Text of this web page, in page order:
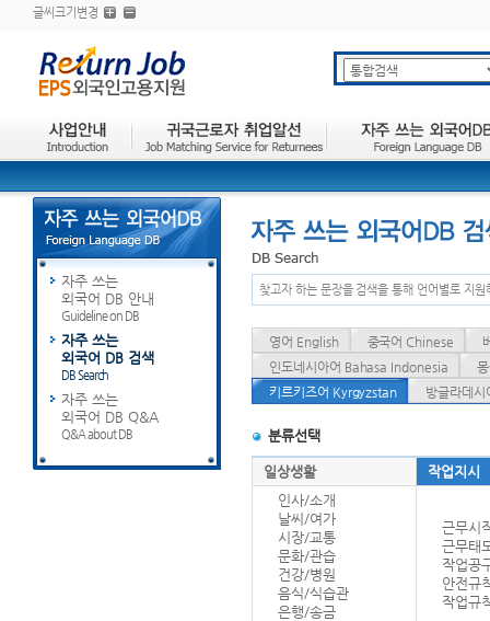
글씨크기변경
자주 쓰는
외국어 DB 안내
Guideline on DB
자주 쓰는
외국어 DB 검색
DB Search
자주 쓰는
외국어 DB Q&A
Q&A about DB
찾고자 하는 문장을 검색을 통해 언어별로 지원
영어 English 중국어 Chinese
인도네시아어 Bahasa Indonesia
키르키즈어 Kyrgyzstan
방글라데
분류선택
일상생활
작업지시
인사/소개
날씨/여가
시장/교통
문화/관습
건강/병원
음식/식습관
은행/송금
근무시
근무태
작업공
안전규
작업규